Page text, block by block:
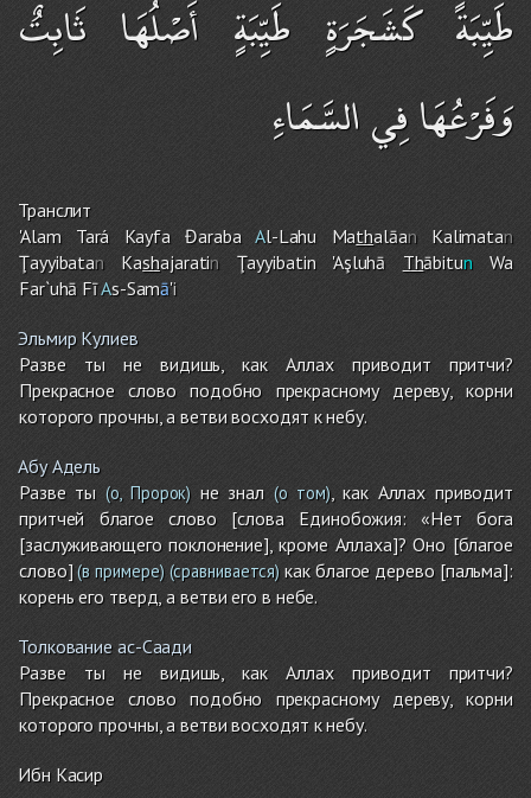
طَيِّبَةً كَشَجَرَةٍ طَيِّبَةٍ أَصْلُهَا ثَابِتٌ
وَفَرْعُهَا فِي السَّمَاءِ
Транслит
'AlamTará Kayfa ĐarabaAl-Lahu MathalāanKalimatan
Ţayyibatan Kashajaratin Ţayyibatin 'Aşluhā ThābitunWa
Far`uhā FīAs-Samā'i
Эльмир Кулиев
Разве ты не видишь, как Аллах приводит притчи?
Прекрасное слово подобно прекрасному дереву, корни
которого прочны, а ветви восходят к небу.
Абу Адель
Разве ты(о, Пророк) не знал (о том), как Аллах приводит
притчей благое слово [слова Единобожия: «Нет бога
[заслуживающего поклонение], кроме Аллаха]? Оно [благое
слово](в примере)(сравнивается) как благое дерево [пальма]:
корень его тверд, а ветви его в небе.
Толкование ас-Саади
Разве ты не видишь, как Аллах приводит притчи?
Прекрасное слово подобно прекрасному дереву, корни
которого прочны, а ветви восходят к небу.
Ибн Касир